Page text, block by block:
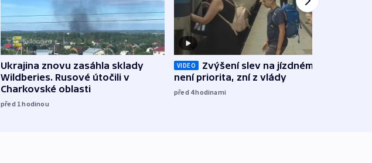
Ukrajina znovu zasáhla sklady
Wildberies. Rusové útočili v
Charkovské oblasti
před 1hodinou
VIDEO
Zvýšení slev na jízdném teď
není priorita, zní z vlády
před 4hodinami